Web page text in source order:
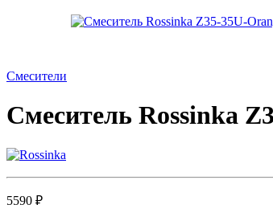
Смесители
Смеситель Rossinka
5590 ₽